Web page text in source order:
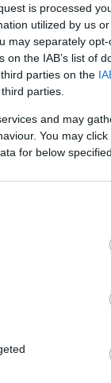
is processed
utilized by us
may separately
the IAB’s list of
parties on the
parties.
and may
You may
for below
évét
Nyugat-
nem
kitermelője,
Timcsenko
pedig 9.9